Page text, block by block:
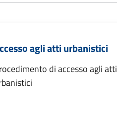
agli atti urbanistici
di accesso agli atti